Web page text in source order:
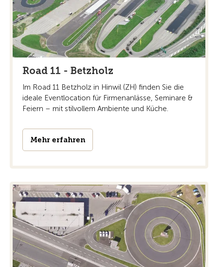
Road 11 - Betzholz
Im Road 11 Betzholz in Hinwil (ZH) finden Sie die
ideale Eventlocation für Firmenanlässe, Seminare &
Feiern – mit stilvollem Ambiente und Küche.
Mehr erfahren